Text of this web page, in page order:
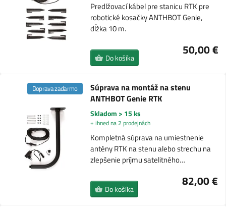
Predlžovací kábel pre stanicu RTK pre
robotické kosačky ANTHBOT Genie,
dĺžka 10 m.
50,00 €
Do košíka
Súprava na montáž na stenu
ANTHBOT Genie RTK
Doprava zadarmo
Skladom > 15 ks
+ ihned na 2 prodejnách
Kompletná súprava na umiestnenie
antény RTK na stenu alebo strechu na
zlepšenie príjmu satelitného…
82,00 €
Do košíka